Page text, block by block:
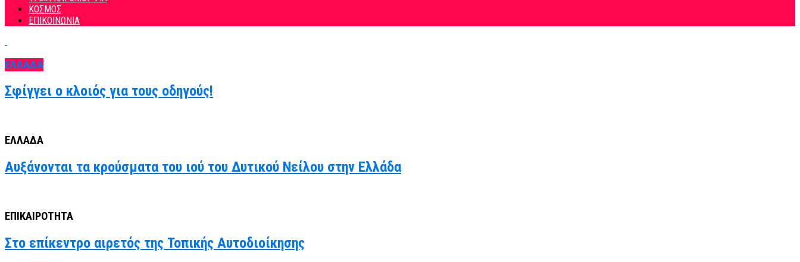
ΚΟΣΜΟΣ
ΕΠΙΚΟΙΝΩΝΙΑ
ΕΛΛΑΔΑ
Σφίγγει ο κλοιός για τους οδηγούς!
ΕΛΛΑΔΑ
Αυξάνονται τα κρούσματα του ιού του Δυτικού Νείλου στην Ελλάδα
ΕΠΙΚΑΙΡΟΤΗΤΑ
Στο επίκεντρο αιρετός της Τοπικής Αυτοδιοίκησης